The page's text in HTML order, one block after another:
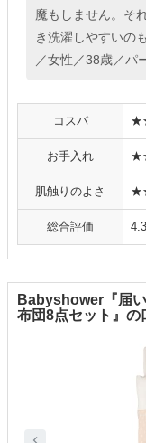
魔もしません。そ
き洗濯しやすいの
／女性／38歳／パ
コスパ
お手入れ
肌触りのよさ
総合評価
Babyshower『届
布団8点セット』の